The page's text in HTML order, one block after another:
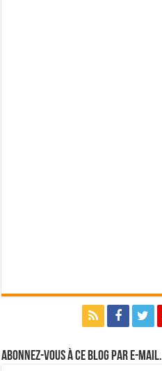
Abonnez-vous à ce blog par e-mail.